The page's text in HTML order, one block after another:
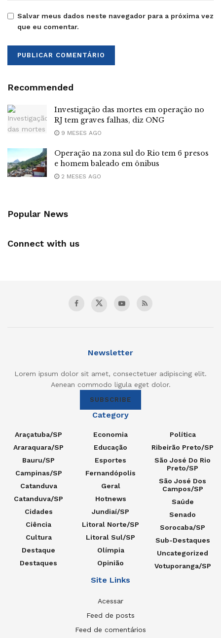
Salvar meus dados neste navegador para a próxima vez
que eu comentar.
Recommended
Investigação das mortes em operação no
RJ tem graves falhas, diz ONG
9 MESES AGO
Operação na zona sul do Rio tem 6 presos
e homem baleado em ônibus
2 MESES AGO
Popular News
Connect with us
Newsletter
Lorem ipsum dolor sit amet, consectetuer adipiscing elit.
Aenean commodo ligula eget dolor.
SUBSCRIBE
Category
Araçatuba/SP
Araraquara/SP
Bauru/SP
Campinas/SP
Catanduva
Catanduva/SP
Cidades
Ciência
Cultura
Destaque
Destaques
Economia
Educação
Esportes
Fernandópolis
Geral
Hotnews
Jundiaí/SP
Litoral Norte/SP
Litoral Sul/SP
Olímpia
Opinião
Política
Ribeirão Preto/SP
São José Do Rio
Preto/SP
São José Dos
Campos/SP
Saúde
Senado
Sorocaba/SP
Sub-Destaques
Uncategorized
Votuporanga/SP
Site Links
Acessar
Feed de posts
Feed de comentários